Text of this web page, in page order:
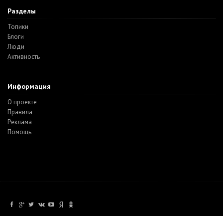
Разделы
Топики
Блоги
Люди
Активность
Информация
О проекте
Правила
Реклама
Помощь